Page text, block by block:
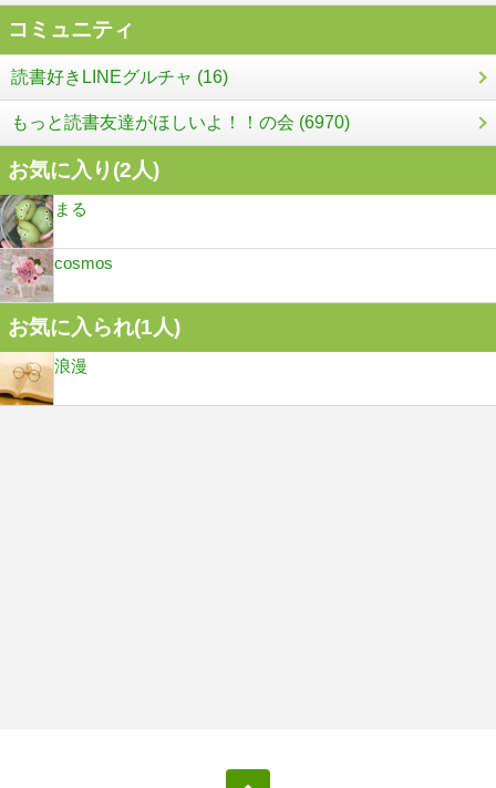
コミュニティ
読書好きLINEグルチャ (16)
もっと読書友達がほしいよ！！の会 (6970)
お気に入り(2人)
まる
cosmos
お気に入られ(1人)
浪漫